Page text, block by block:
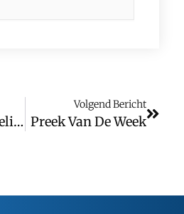
Parochiemededelingen
Volgend Bericht
Preek Van De Week